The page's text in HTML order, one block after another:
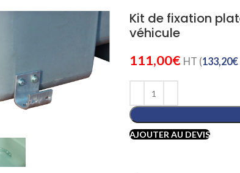
pour agrandir
Kit de fixation
véhicule
111,00€ HT (133,20€
AJOUTER AU DEVIS